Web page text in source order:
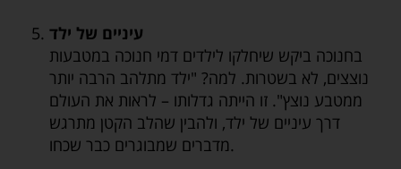
עיניים של ילד
בחנוכה ביקש שיחלקו לילדים דמי חנוכה במטבעות
נוצצים, לא בשטרות. למה? "ילד מתלהב הרבה יותר
ממטבע נוצץ". זו הייתה גדלותו – לראות את העולם
דרך עיניים של ילד, ולהבין שהלב הקטן מתרגש
מדברים שמבוגרים כבר שכחו.